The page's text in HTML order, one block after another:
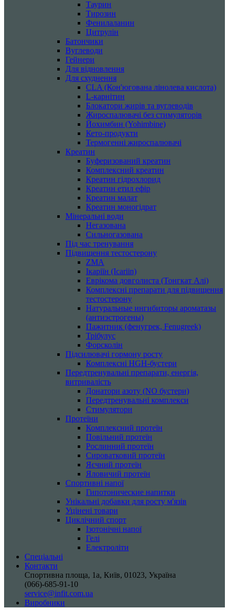
Таурин
Тирозин
Фенилаланин
Цитрулін
Батончики
Вуглеводи
Гейнери
Для відновлення
Для схуднення
CLA (Кон'югована лінолева кислота)
L-карнітин
Блокатори жирів та вуглеводів
Жироспалювачі без стимуляторів
Йохимбин (Yohimbine)
Кето-продукти
Термогенні жироспалювачі
Креатин
Буферизований креатин
Комплексний креатин
Креатин гідрохлорид
Креатин етил ефір
Креатин малат
Креатин моногідрат
Мінеральні води
Негазована
Сильногазована
Під час тренування
Підвищення тестостерону
ZMA
Ікаріїн (Icariin)
Еврікома довголиста (Тонгкат Алі)
Комплексні препарати для підвищення
тестостерону
Натуральные ингибиторы ароматазы
(антиэстрогены)
Пажитник (фенугрек, Fenugreek)
Трібулус
Форсколін
Підсилювачі гормону росту
Комплексні HGH-бустери
Передтренувальні препарати, енергія,
витривалість
Донатори азоту (NO бустери)
Передтренувальні комплекси
Стимулятори
Протеїни
Комплексний протеїн
Повільний протеїн
Рослинний протеїн
Сироватковий протеїн
Яєчний протеїн
Яловичий протеїн
Спортивні напої
Гипотонические напитки
Унікальні добавки для росту м'язів
Уцінені товари
Циклічний спорт
Ізотонічні напої
Гелі
Електроліти
Спеціальні
Контакти
Спортивна площа, 1a, Київ, 01023, Україна
(066)-685-91-10
service@infit.com.ua
Виробники